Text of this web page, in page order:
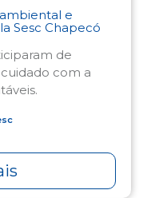
e
Sesc Chapecó
de
com a